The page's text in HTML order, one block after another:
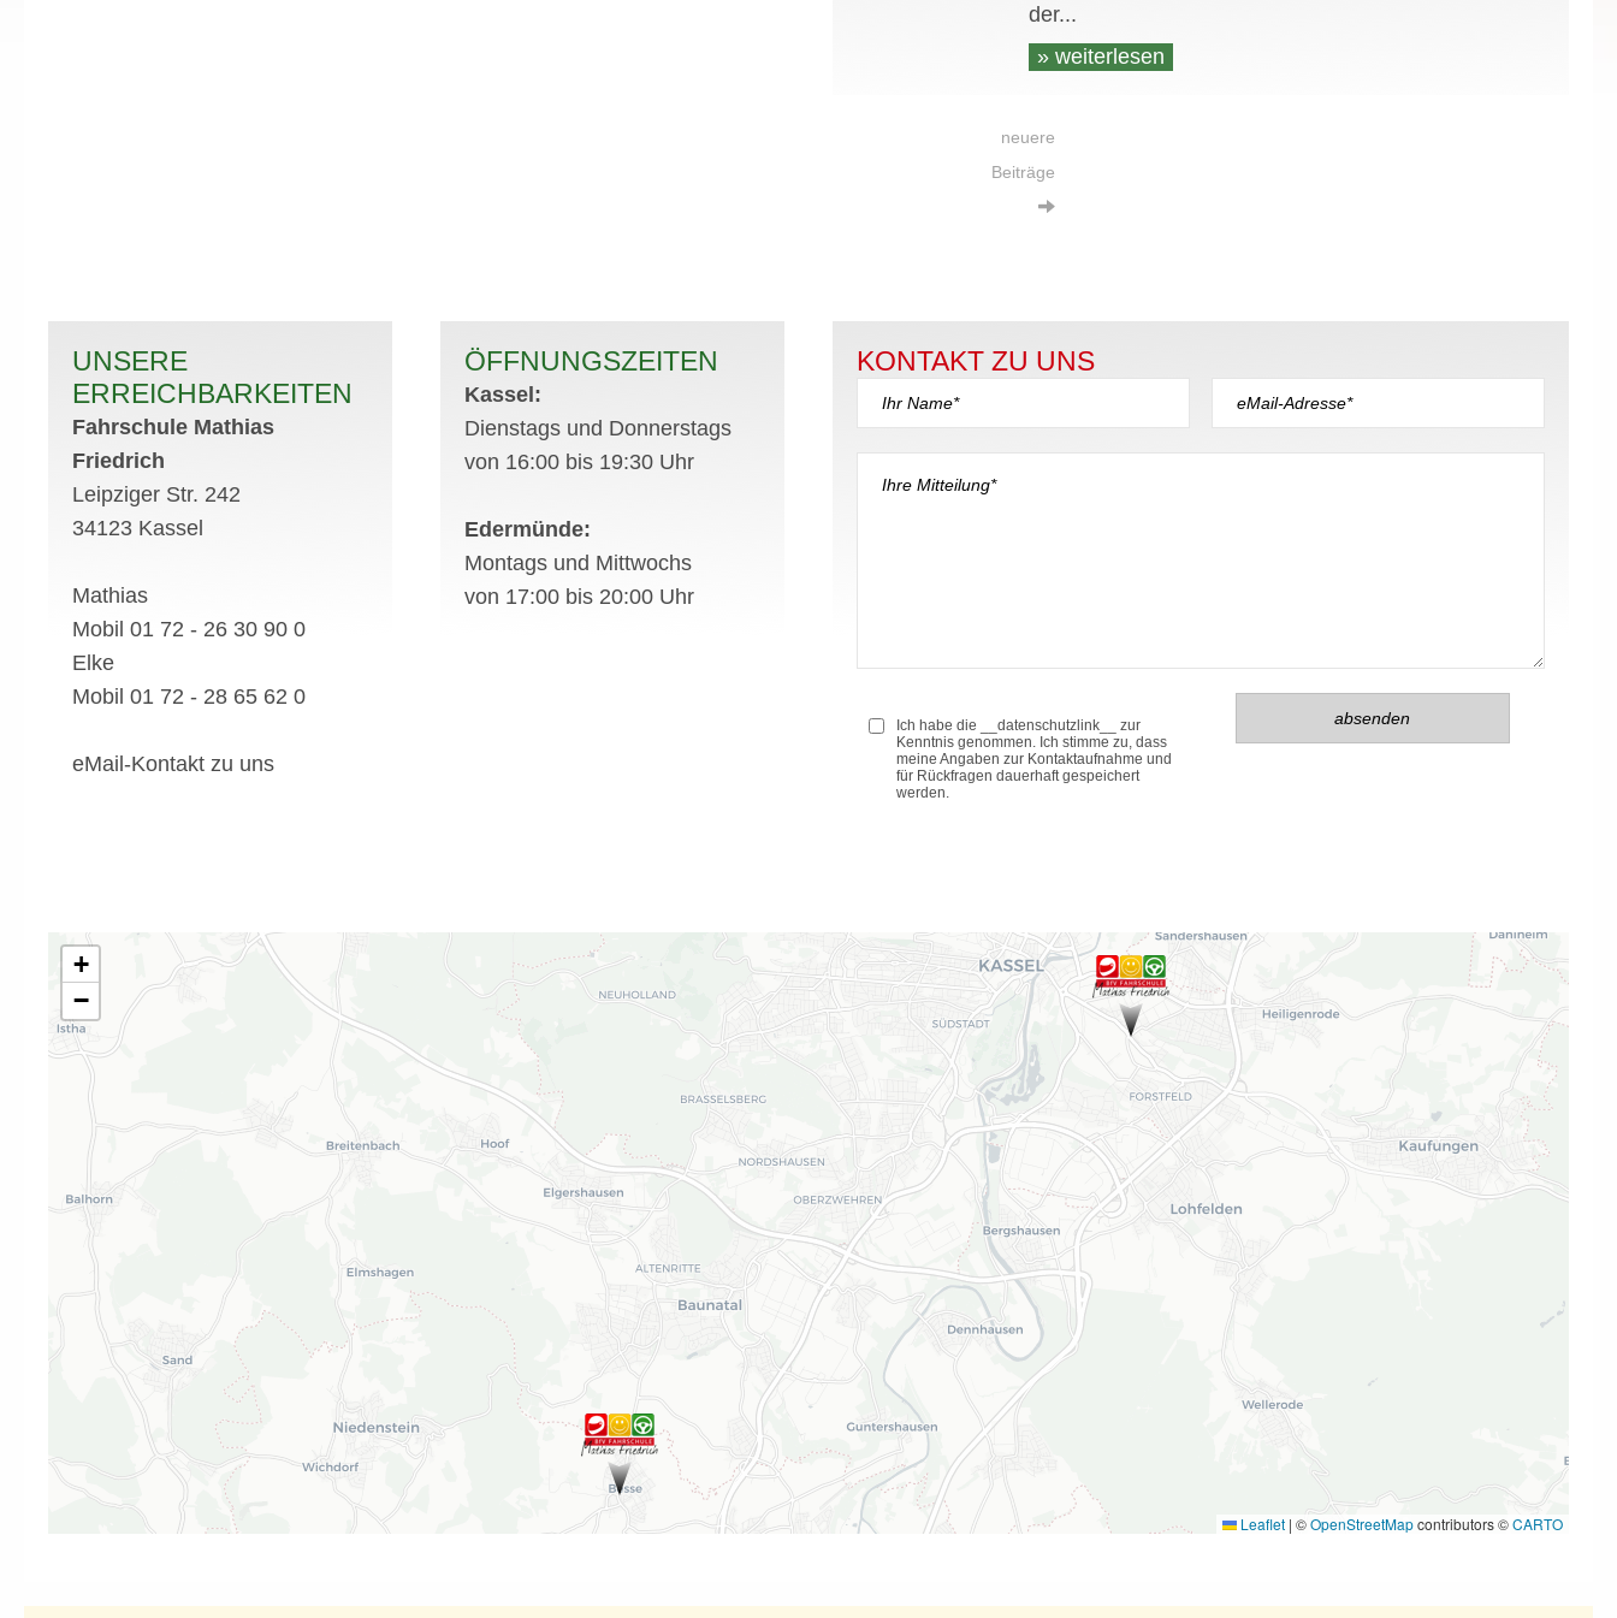
der...
» weiterlesen
neuere
Beiträge
UNSERE
ERREICHBARKEITEN
Fahrschule Mathias
Friedrich
Leipziger Str. 242
34123 Kassel
Mathias
Mobil 01 72 - 26 30 90 0
Elke
Mobil 01 72 - 28 65 62 0
eMail-Kontakt zu uns
ÖFFNUNGSZEITEN
Kassel:
Dienstags und Donnerstags
von 16:00 bis 19:30 Uhr
Edermünde:
Montags und Mittwochs
von 17:00 bis 20:00 Uhr
KONTAKT ZU UNS
Ich habe die __datenschutzlink__ zur
Kenntnis genommen. Ich stimme zu, dass
meine Angaben zur Kontaktaufnahme und
für Rückfragen dauerhaft gespeichert
werden.
+
−
Leaflet | ©OpenStreetMapcontributors ©CARTO